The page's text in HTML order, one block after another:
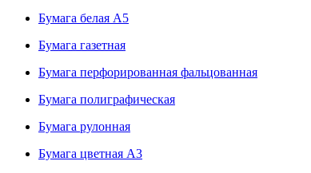
Бумага белая А5
Бумага газетная
Бумага перфорированная фальцованная
Бумага полиграфическая
Бумага рулонная
Бумага цветная А3